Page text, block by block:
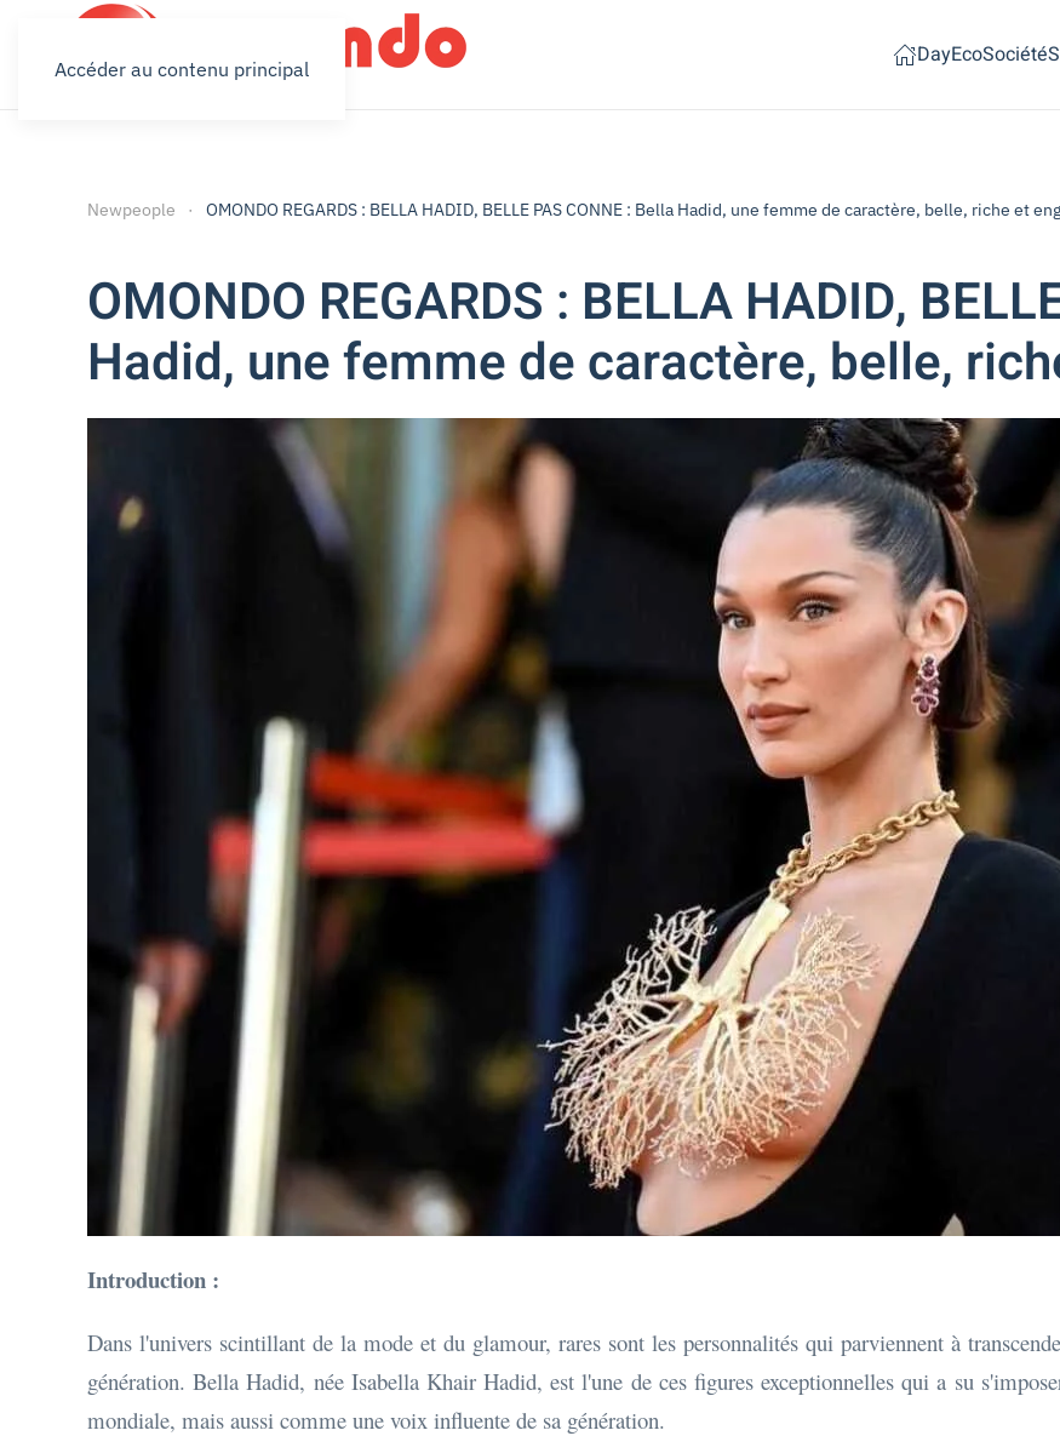
Accéder au contenu principal DayEcoSociété
Newpeople OMONDO REGARDS : BELLA HADID, BELLE PAS CONNE : Bella Hadid, une femme de caractère, belle, riche et
OMONDO REGARDS : BELLA HADID,
Hadid, une femme de caractère, belle,
Introduction :
Dans l'univers scintillant de la mode et du glamour, rares sont les personnalités qui parviennent à
génération. Bella Hadid, née Isabella Khair Hadid, est l'une de ces figures exceptionnelles qui a su
mondiale, mais aussi comme une voix influente de sa génération.